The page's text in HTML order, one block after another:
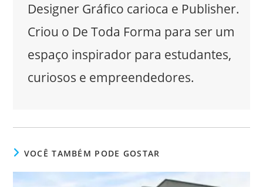
Designer Gráfico carioca e Publisher.
Criou o De Toda Forma para ser um
espaço inspirador para estudantes,
curiosos e empreendedores.
VOCÊ TAMBÉM PODE GOSTAR